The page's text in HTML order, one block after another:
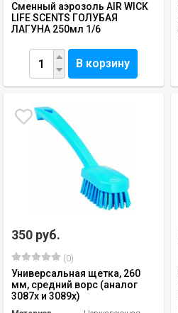
Сменный аэрозоль AIR WICK
LIFE SCENTS ГОЛУБАЯ
ЛАГУНА 250мл 1/6
В корзину
350 руб.
(0)
Универсальная щетка, 260
мм, средний ворс (аналог
3087х и 3089х)